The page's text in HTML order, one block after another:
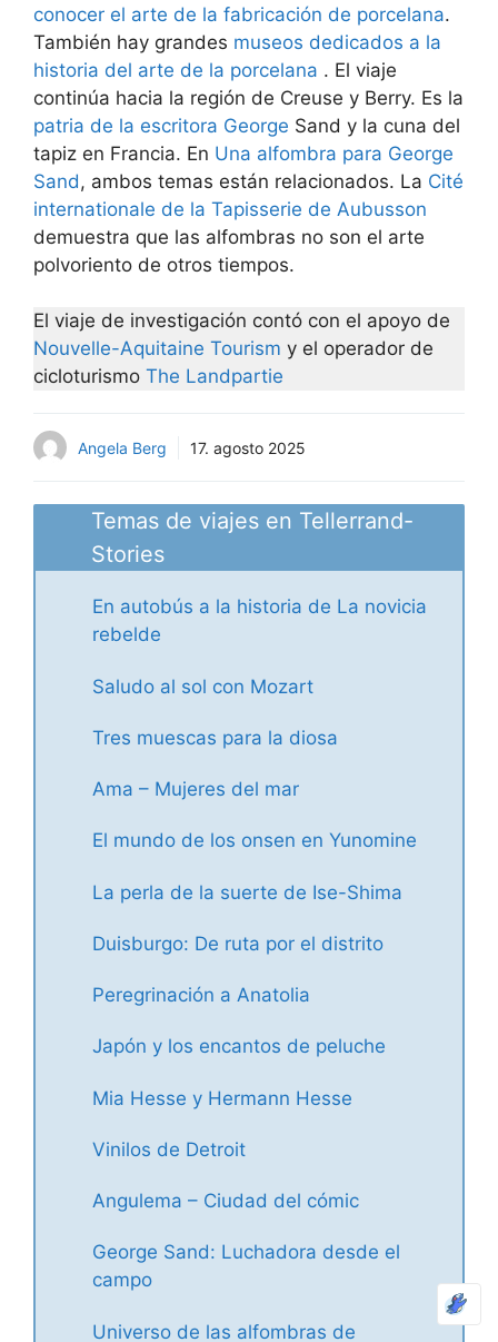
conocer el arte de la fabricación de porcelana.
También hay grandes museos dedicados a la
historia del arte de la porcelana . El viaje
continúa hacia la región de Creuse y Berry. Es la
patria de la escritora George Sand y la cuna del
tapiz en Francia. En Una alfombra para George
Sand, ambos temas están relacionados. La Cité
internationale de la Tapisserie de Aubusson
demuestra que las alfombras no son el arte
polvoriento de otros tiempos.
El viaje de investigación contó con el apoyo de
Nouvelle-Aquitaine Tourism y el operador de
cicloturismo The Landpartie
Angela Berg 17. agosto 2025
Temas de viajes en Tellerrand-
Stories
En autobús a la historia de La novicia
rebelde
Saludo al sol con Mozart
Tres muescas para la diosa
Ama – Mujeres del mar
El mundo de los onsen en Yunomine
La perla de la suerte de Ise-Shima
Duisburgo: De ruta por el distrito
Peregrinación a Anatolia
Japón y los encantos de peluche
Mia Hesse y Hermann Hesse
Vinilos de Detroit
Angulema – Ciudad del cómic
George Sand: Luchadora desde el
campo
Universo de las alfombras de